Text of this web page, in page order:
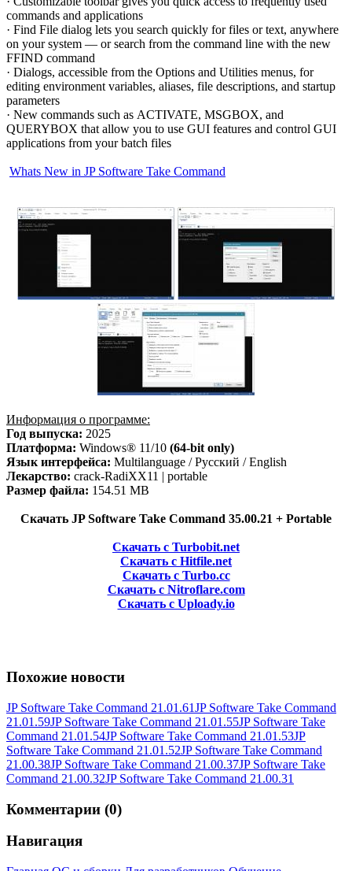
commands and applications
· Find File dialog lets you search quickly for files or text, anywhere
on your system — or search from the command line with the new
FFIND command
· Dialogs, accessible from the Options and Utilities menus, for
editing environment variables, aliases, file descriptions, and startup
parameters
· New commands such as ACTIVATE, MSGBOX, and
QUERYBOX that allow you to use GUI features and control GUI
applications from your batch files
Whats New in JP Software Take Command
Информация о программе:
Год выпуска: 2025
Платформа: Windows® 11/10 (64-bit only)
Язык интерфейса: Multilanguage / Русский / English
Лекарство: crack-RadiXX11 | portable
Размер файла: 154.51 MB
Скачать JP Software Take Command 35.00.21 + Portable
Скачать с Turbobit.net
Скачать с Hitfile.net
Скачать с Turbo.cc
Скачать с Nitroflare.com
Скачать с Uploady.io
Похожие новости
JP Software Take Command 21.01.61JP Software Take Command
21.01.59JP Software Take Command 21.01.55JP Software Take
Command 21.01.54JP Software Take Command 21.01.53JP
Software Take Command 21.01.52JP Software Take Command
21.00.38JP Software Take Command 21.00.37JP Software Take
Command 21.00.32JP Software Take Command 21.00.31
Комментарии (0)
Навигация